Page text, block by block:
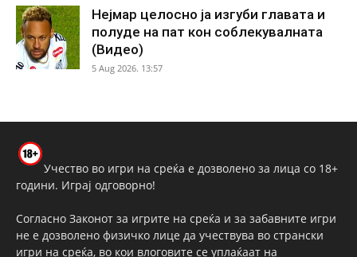
Нејмар целосно ја изгуби главата и
полуде на пат кон соблекувалната
(Видео)
5 Aug 2026. 13:57
Учество во игри на среќа е дозволено за лица со 18+
години. Играј одговорно!
Согласно Законот за игрите на среќа и за забавните игри
не е дозволено физичко лице да учествува во странски
игри на среќа, во кои влоговите се уплаќаат на